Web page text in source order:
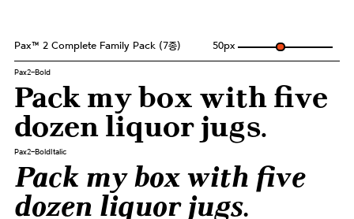
Pax™ 2 Complete Family Pack (7종) 50px
Pax2-Bold
Pack my box with five
dozen liquor jugs.
Pax2-BoldItalic
Pack my box with five
dozen liquor jugs.